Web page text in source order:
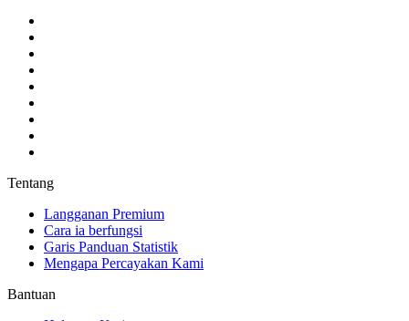
Tentang
Langganan Premium
Cara ia berfungsi
Garis Panduan Statistik
Mengapa Percayakan Kami
Bantuan